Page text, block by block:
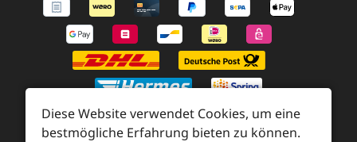
Diese Website verwendet Cookies, um eine
bestmögliche Erfahrung bieten zu können.